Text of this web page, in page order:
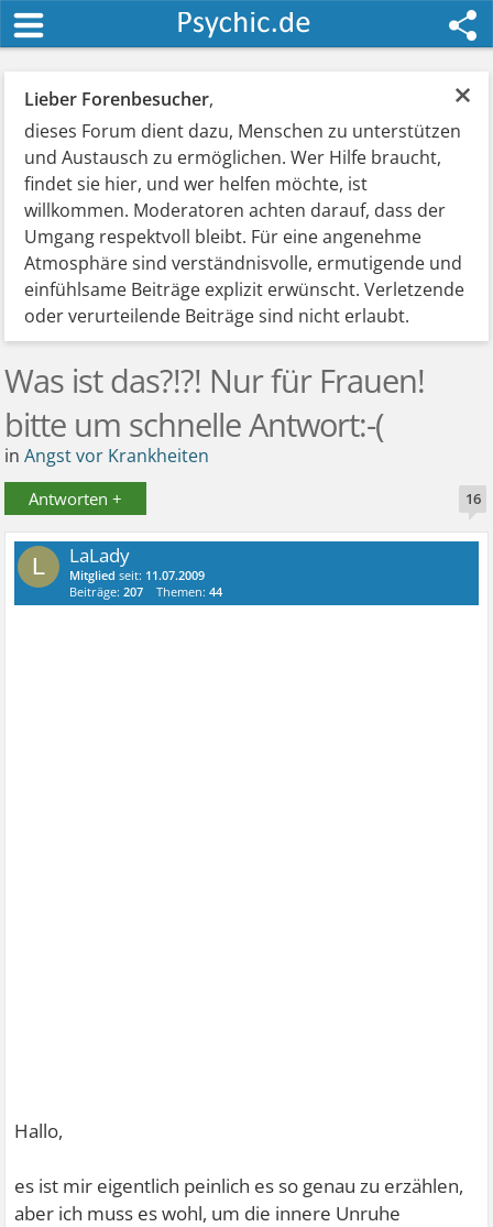
×
Lieber Forenbesucher,
dieses Forum dient dazu, Menschen zu unterstützen
und Austausch zu ermöglichen. Wer Hilfe braucht,
findet sie hier, und wer helfen möchte, ist
willkommen. Moderatoren achten darauf, dass der
Umgang respektvoll bleibt. Für eine angenehme
Atmosphäre sind verständnisvolle, ermutigende und
einfühlsame Beiträge explizit erwünscht. Verletzende
oder verurteilende Beiträge sind nicht erlaubt.
Was ist das?!?! Nur für Frauen!
bitte um schnelle Antwort:-(
inAngst vor Krankheiten
Antworten + 16
L LaLady
Mitglied seit: 11.07.2009
Beiträge:207 Themen:44
Hallo,
es ist mir eigentlich peinlich es so genau zu erzählen,
aber ich muss es wohl, um die innere Unruhe